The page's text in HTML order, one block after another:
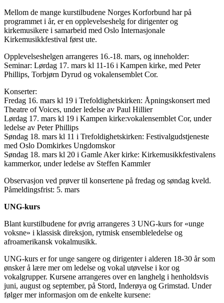
Mellom de mange kurstilbudene Norges Korforbund har på
programmet i år, er en opplevelseshelg for dirigenter og
kirkemusikere i samarbeid med Oslo Internasjonale
Kirkemusikkfestival først ute.
Opplevelseshelgen arrangeres 16.-18. mars, og inneholder:
Seminar: Lørdag 17. mars kl 11-16 i Kampen kirke, med Peter
Phillips, Torbjørn Dyrud og vokalensemblet Cor.
Konserter:
Fredag 16. mars kl 19 i Trefoldighetskirken: Åpningskonsert med
Theatre of Voices, under ledelse av Paul Hillier
Lørdag 17. mars kl 19 i Kampen kirke:vokalensemblet Cor, under
ledelse av Peter Phillips
Søndag 18. mars kl 11 i Trefoldighetskirken: Festivalgudstjeneste
med Oslo Domkirkes Ungdomskor
Søndag 18. mars kl 20 i Gamle Aker kirke: Kirkemusikkfestivalens
kammerkor, under ledelse av Steffen Kammler
Observasjon ved prøver til konsertene på fredag og søndag kveld.
Påmeldingsfrist: 5. mars
UNG-kurs
Blant kurstilbudene for øvrig arrangeres 3 UNG-kurs for «unge
voksne» i klassisk direksjon, rytmisk ensembleledelse og
afroamerikansk vokalmusikk.
UNG-kurs er for unge sangere og dirigenter i alderen 18-30 år som
ønsker å lære mer om ledelse og vokal utøvelse i kor og
vokalgrupper. Kursene arrangeres over en langhelg i henholdsvis
juni, august og september, på Stord, Inderøya og Grimstad. Under
følger mer informasjon om de enkelte kursene: